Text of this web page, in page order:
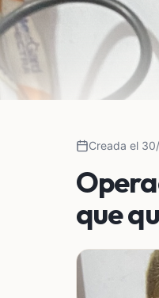
Creada el
que